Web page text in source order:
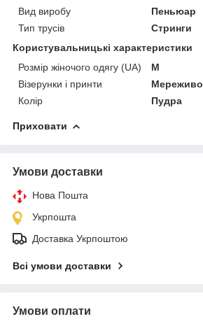
Вид виробу
Пеньюар
Тип трусів
Стринги
Користувальницькі характеристики
Розмір жіночого одягу (UA)
М
Візерунки і принти
Мереживо
Колір
Пудра
Приховати
Умови доставки
Нова Пошта
Укрпошта
Доставка Укрпоштою
Всі умови доставки
Умови оплати